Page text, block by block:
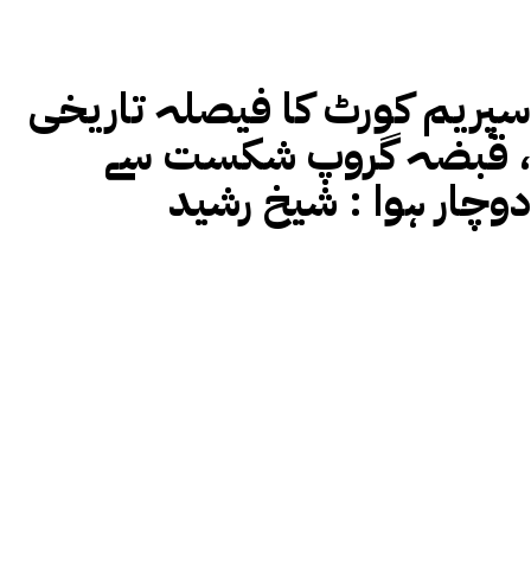
سپریم کورٹ کا فیصلہ تاریخی
، قبضہ گروپ شکست سے
دوچار ہوا : شیخ رشید